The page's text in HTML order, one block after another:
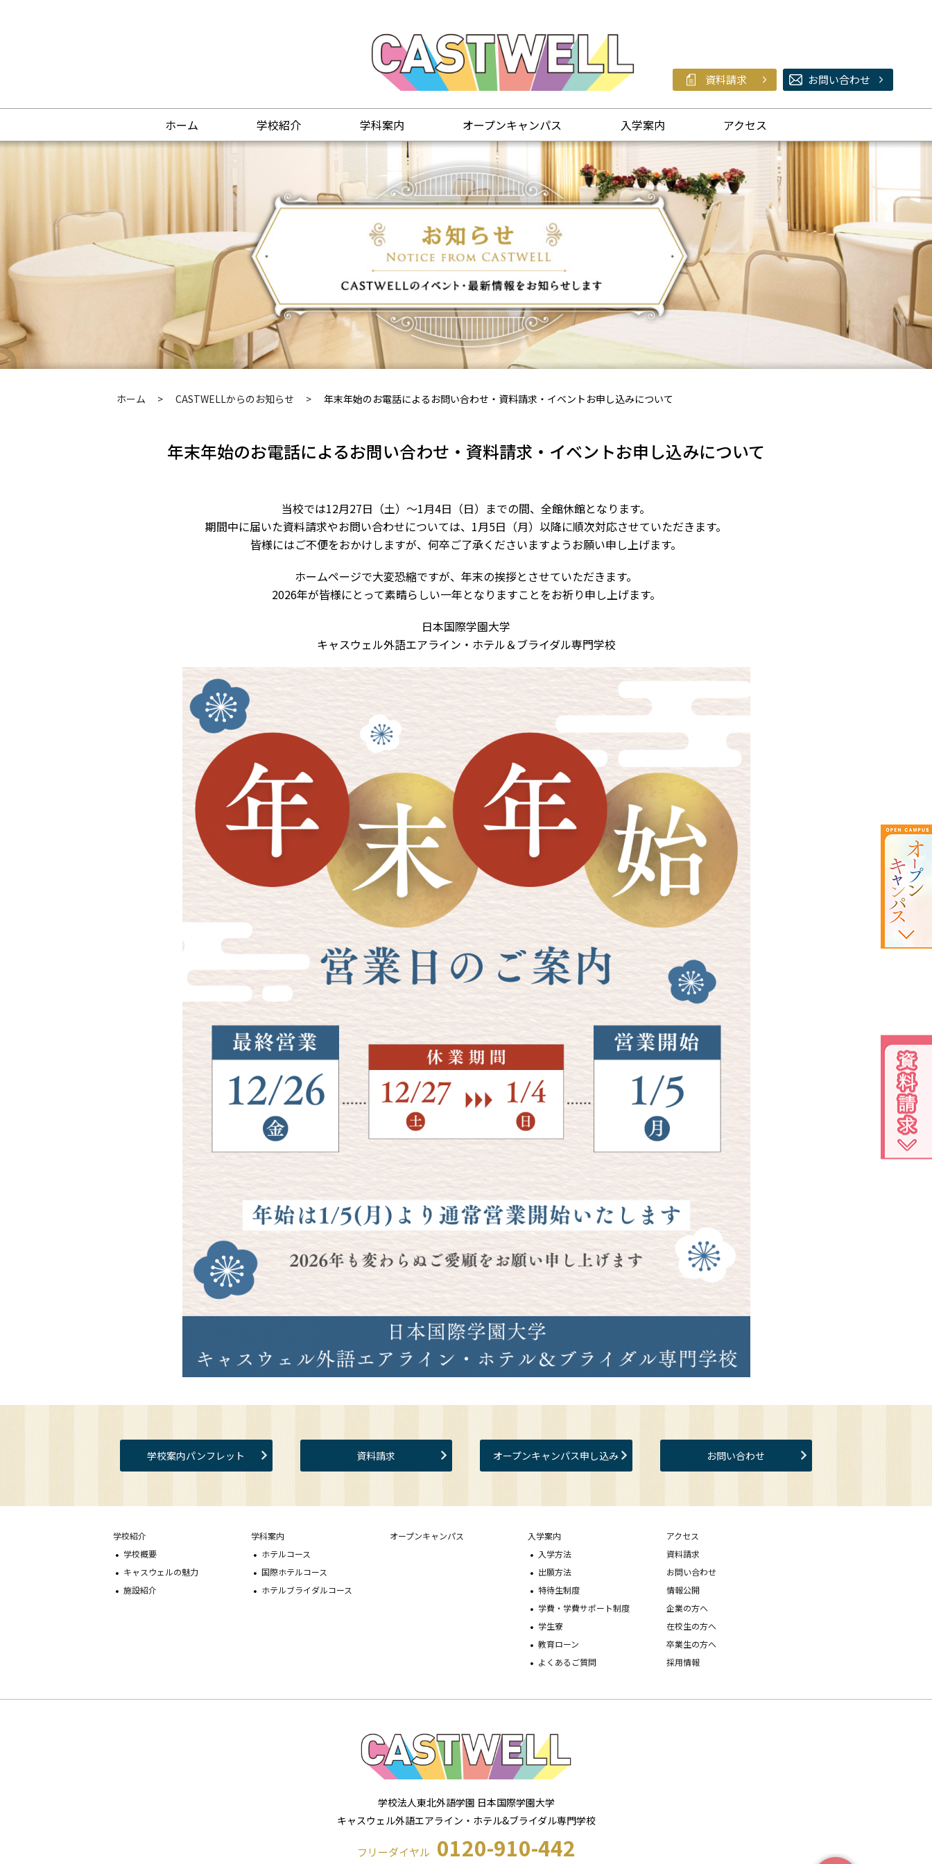
資料請求 お問い合わせ
ホーム 学校紹介 学科案内 オープンキャンパス 入学案内 アクセス
ホーム CASTWELLからのお知らせ 年末年始のお電話によるお問い合わせ・資料請求・イベントお申し込みについて
年末年始のお電話によるお問い合わせ・資料請求・イベントお申し込みについて
当校では12月27日（土）～1月4日（日）までの間、全館休館となります。
期間中に届いた資料請求やお問い合わせについては、1月5日（月）以降に順次対応させていただきます。
皆様にはご不便をおかけしますが、何卒ご了承くださいますようお願い申し上げます。
ホームページで大変恐縮ですが、年末の挨拶とさせていただきます。
2026年が皆様にとって素晴らしい一年となりますことをお祈り申し上げます。
日本国際学園大学
キャスウェル外語エアライン・ホテル＆ブライダル専門学校
学校案内パンフレット 資料請求 オープンキャンパス申し込み お問い合わせ
学校紹介
学校概要
キャスウェルの魅力
施設紹介
学科案内
ホテルコース
国際ホテルコース
ホテルブライダルコース
オープンキャンパス
入学案内
入学方法
出願方法
特待生制度
学費・学費サポート制度
学生寮
教育ローン
よくあるご質問
アクセス
資料請求
お問い合わせ
情報公開
企業の方へ
在校生の方へ
卒業生の方へ
採用情報
学校法人東北外語学園 日本国際学園大学
キャスウェル外語エアライン・ホテル&ブライダル専門学校
フリーダイヤル 0120-910-442